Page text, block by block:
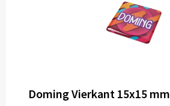
Doming Vierkant 15x15 mm